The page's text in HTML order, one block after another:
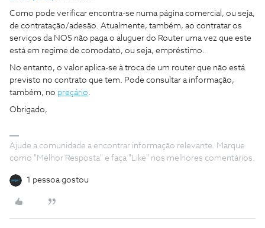
Como pode verificar encontra-se numa página comercial, ou seja,
de contratação/adesão. Atualmente, também, ao contratar os
serviços da NOS não paga o aluguer do Router uma vez que este
está em regime de comodato, ou seja, empréstimo.
No entanto, o valor aplica-se à troca de um router que não está
previsto no contrato que tem. Pode consultar a informação,
também, no preçário
Obrigado,
Ajude a comunidade a encontrar informação relevante. Marque
como "Melhor Resposta" e faça "Like" nos melhores comentários.
1 pessoa gostou